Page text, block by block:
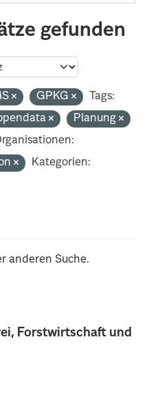
Forstwirtschaft und
gefunden
GPKG
Tags:
Planung
Kategorien:
anderen Suche.